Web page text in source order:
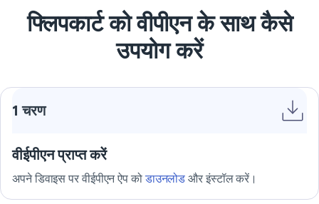
फ्लिपकार्ट को वीपीएन के साथ कैसे
उपयोग करें
1 चरण
वीईपीएन प्राप्त करें
अपने डिवाइस पर वीईपीएन ऐप कोडाउनलोड और इंस्टॉल करें।